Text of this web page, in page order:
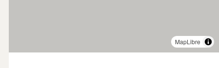
MapLibre